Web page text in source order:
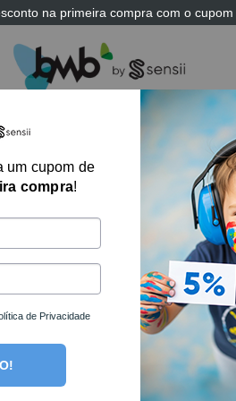
na primeira compra com o cupom
E JOGOS ARK THERAPEUTIC SENSII
Motor
Este produto
um cupom de
compra!
de Privacidade